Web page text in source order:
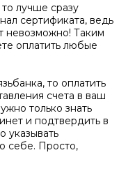
лучше сразу
сертификата, ведь
невозможно! Таким
оплатить любые
то оплатить
счета в ваш
только знать
и подтвердить в
указывать
себе. Просто,